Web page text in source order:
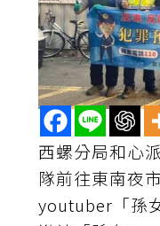
西螺分局和心
隊前往東南夜
youtuber「孫